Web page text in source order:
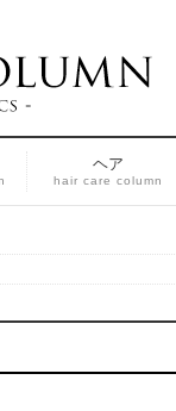
ヘア
hair care column